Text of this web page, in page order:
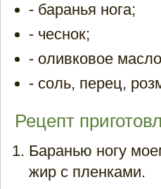
- баранья нога;
- чеснок;
- оливковое
- соль, перец,
Рецепт
Баранью ногу
жир с пленками.